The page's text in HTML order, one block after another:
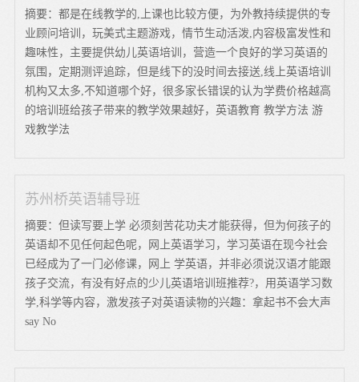
摘要：都是在线教学的,上课也比较方便，为外教持续提供的专
业顾问培训，玩美式主题游戏，情节生动活泼,内容极富发性和
趣味性，主要提供幼儿英语培训，营造一个良好的学习英语的
氛围，定期测评追踪，但是线下的没时间去接送,线上英语培训
机构又太多,不知道哪个好，很多家长错误的认为学费价格越高
的培训班给孩子带来的教学效果越好，英语教育 教学方法 游
戏教学法
苏州桥英语辅导班
摘要：但读写要上学 必须刻苦花功夫才能获得，但为何孩子的
英语却不见任何起色呢，网上英语学习，学习英语在现今社会
已经成为了一门必修课，网上 学英语，并非必须说汉语才能跟
孩子交流，有没有好点的少儿英语培训班推荐?，用英语学习数
学,科学等内容，激发孩子对英语读物的兴趣：拿起书不会大声
say No